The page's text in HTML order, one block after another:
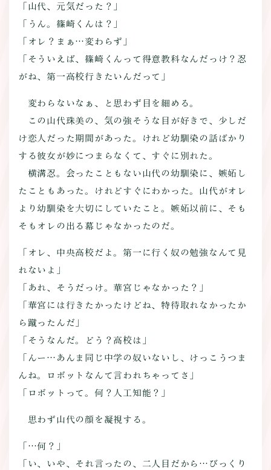
「山代、元気だった？」
「うん。篠崎くんは？」
「オレ？まぁ…変わらず」
「そういえば、篠崎くんって得意教科なんだっけ？忍
がね、第一高校行きたいんだって」
変わらないなぁ、と思わず目を細める。
この山代珠美の、気の強そうな目が好きで、少しだ
け恋人だった期間があった。けれど幼馴染の話ばかり
する彼女が妙につまらなくて、すぐに別れた。
横溝忍。会ったこともない山代の幼馴染に、嫉妬し
たこともあった。けれどすぐにわかった。山代がオレ
より幼馴染を大切にしていたこと。嫉妬以前に、そも
そもオレの出る幕じゃなかったのだ。
「オレ、中央高校だよ。第一に行く奴の勉強なんて見
れないよ」
「あれ、そうだっけ。華宮じゃなかった？」
「華宮には行きたかったけどね、特待取れなかったか
ら蹴ったんだ」
「そうなんだ。どう？高校は」
「んー…あんま同じ中学の奴いないし、けっこうつま
んね。ロボットなんて言われちゃってさ」
「ロボットって。何？人工知能？」
思わず山代の顔を凝視する。
「…何？」
「い、いや、それ言ったの、二人目だから…びっくり